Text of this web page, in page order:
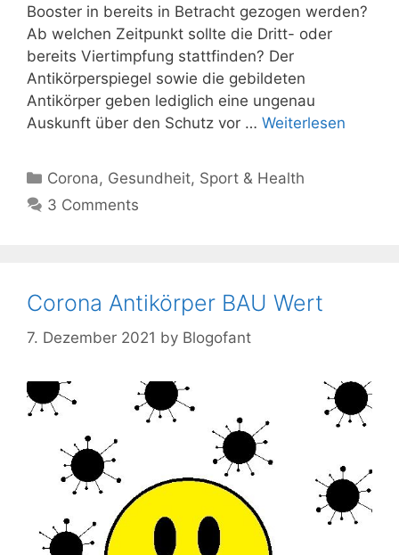
Booster in bereits in Betracht gezogen werden?
Ab welchen Zeitpunkt sollte die Dritt- oder
bereits Viertimpfung stattfinden? Der
Antikörperspiegel sowie die gebildeten
Antikörper geben lediglich eine ungenau
Auskunft über den Schutz vor … Weiterlesen
Kategorien
Corona, Gesundheit, Sport & Health
3 Comments
Corona Antikörper BAU Wert
7. Dezember 2021 by Blogofant